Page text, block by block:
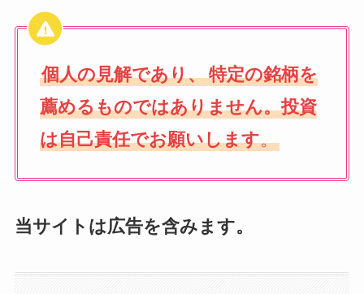
個人の見解であり、特定の銘柄を
薦めるものではありません。投資
は自己責任でお願いします。
当サイトは広告を含みます。